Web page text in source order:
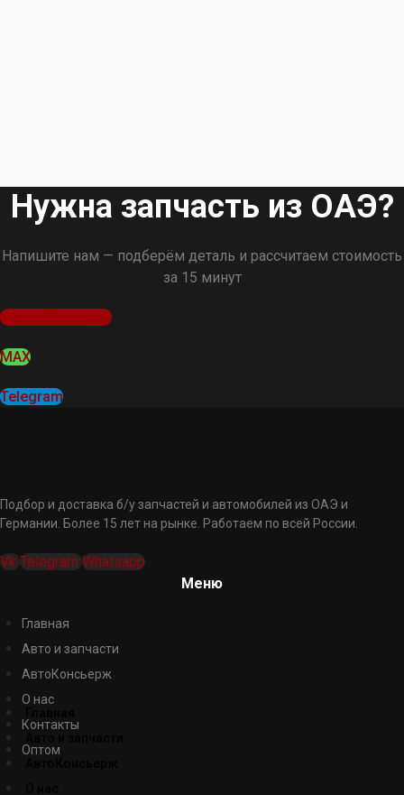
Нужна запчасть из ОАЭ?
Напишите нам — подберём деталь и рассчитаем стоимость
за 15 минут
Оставить заявку
MAX
Telegram
Подбор и доставка б/у запчастей и автомобилей из ОАЭ и
Германии. Более 15 лет на рынке. Работаем по всей России.
Vk Telegram Whatsapp
Меню
Главная
Авто и запчасти
АвтоКонсьерж
О нас
Контакты
Оптом